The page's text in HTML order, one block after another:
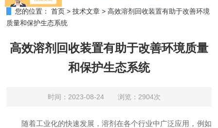
您的位置： 首页 >技术文章 >高效溶剂回收装置有助于改善环境
质量和保护生态系统
高效溶剂回收装置有助于改善环境质量
和保护生态系统
时间：2023-08-24 浏览：2904次
随着工业化的快速发展，溶剂在各个行业中广泛应用，例如